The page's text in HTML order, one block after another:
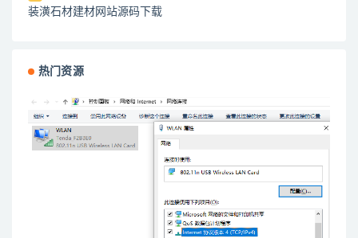
装潢石材建材网站源码下载
热门资源